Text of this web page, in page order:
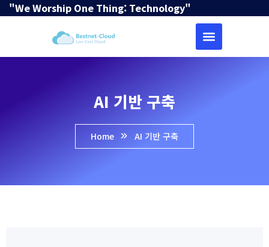
"We Worship One Thing: Technology"
AI 기반 구축
Home AI 기반 구축